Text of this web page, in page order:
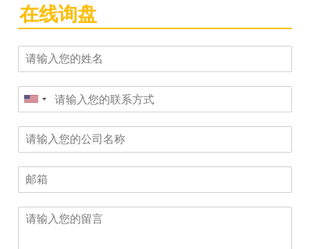
在线询盘